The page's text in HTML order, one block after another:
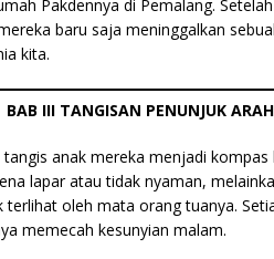
Pakdennya di Pemalang.
baru saja meninggalkan
kita.
BAB III TANGISAN PENUNJUK ARAH
anak mereka menjadi
lapar atau tidak nyaman,
oleh mata orang tuanya.
memecah kesunyian malam.